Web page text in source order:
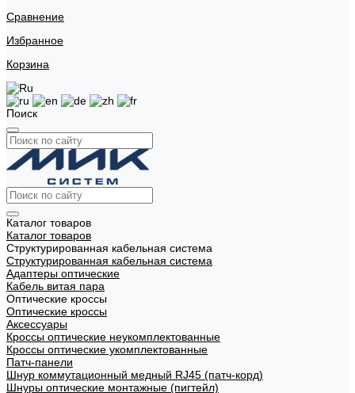
Сравнение
Избранное
Корзина
Поиск
Каталог товаров
Каталог товаров
Структурированная кабельная система
Структурированная кабельная система
Адаптеры оптические
Кабель витая пара
Оптические кроссы
Оптические кроссы
Аксессуары
Кроссы оптические неукомплектованные
Кроссы оптические укомплектованные
Патч-панели
Шнур коммутационный медный RJ45 (патч-корд)
Шнуры оптические монтажные (пигтейл)